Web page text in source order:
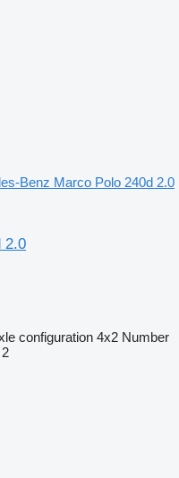
Benz Marco Polo 240d 2.0
2.0
configuration 4x2 Number
2